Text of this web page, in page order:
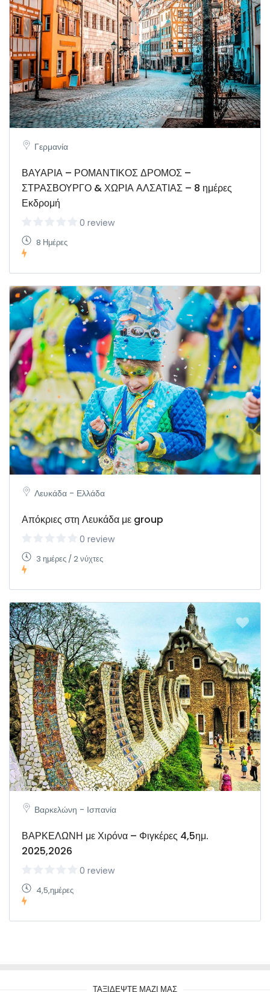
Γερμανία
ΒΑΥΑΡΙΑ – ΡΟΜΑΝΤΙΚΟΣ ΔΡΟΜΟΣ –
ΣΤΡΑΣΒΟΥΡΓΟ & ΧΩΡΙΑ ΑΛΣΑΤΙΑΣ – 8 ημέρες
Εκδρομή
0 review
8 Ημέρες
Λευκάδα - Ελλάδα
Απόκριες στη Λευκάδα με group
0 review
3 ημέρες / 2 νύχτες
Βαρκελώνη - Ισπανία
ΒΑΡΚΕΛΩΝΗ με Χιρόνα – Φιγκέρες 4,5ημ.
2025,2026
0 review
4,5,ημέρες
ΤΑΞΙΔΕΨΤΕ ΜΑΖΙ ΜΑΣ